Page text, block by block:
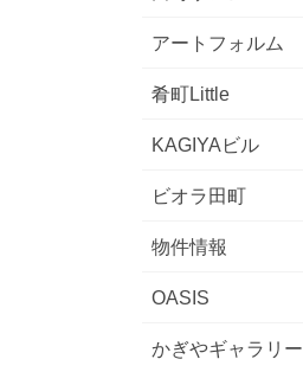
アートフォルム
肴町Little
KAGIYAビル
ビオラ田町
物件情報
OASIS
かぎやギャラリー